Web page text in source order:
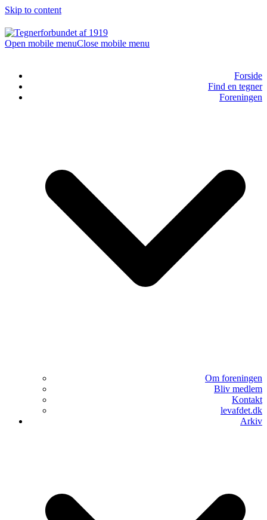
Skip to content
Open mobile menuClose mobile menu
Forside
Find en tegner
Foreningen
Om foreningen
Bliv medlem
Kontakt
levafdet.dk
Arkiv